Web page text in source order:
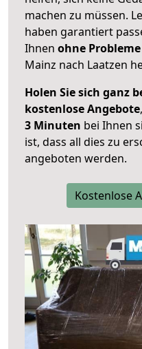
machen zu müssen.
haben garantiert
Ihnen ohne Probleme
Mainz nach Laatzen
Holen Sie sich ganz
kostenlose Angebote
3 Minuten bei Ihnen
ist, dass all dies zu
angeboten werden.
Kostenlose